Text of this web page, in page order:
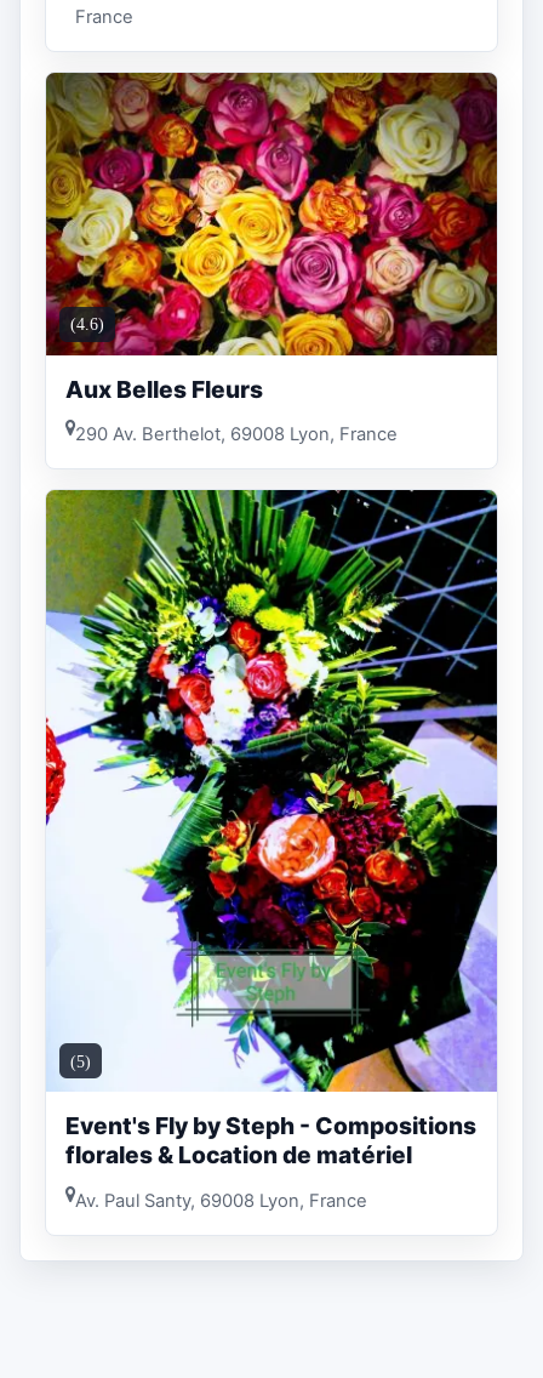
France
(4.6)
Aux Belles Fleurs
290 Av. Berthelot, 69008 Lyon, France
(5)
Event's Fly by Steph - Compositions
florales & Location de matériel
Av. Paul Santy, 69008 Lyon, France